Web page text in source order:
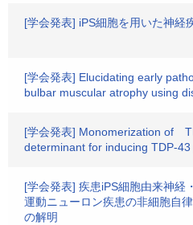
[学会発表] iPS細胞を用いた神経
[学会発表] Elucidating early
bulbar muscular atrophy using
[学会発表] Monomerization of
determinant for inducing TDP-
[学会発表] 疾患iPS細胞由来神経
運動ニューロン疾患の非細胞自
の解明